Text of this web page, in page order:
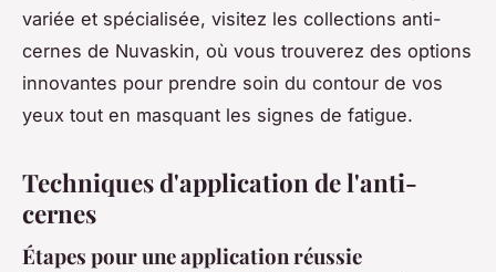
variée et spécialisée, visitez les collections anti-
cernes de Nuvaskin, où vous trouverez des options
innovantes pour prendre soin du contour de vos
yeux tout en masquant les signes de fatigue.
Techniques d'application de l'anti-
cernes
Étapes pour une application réussie